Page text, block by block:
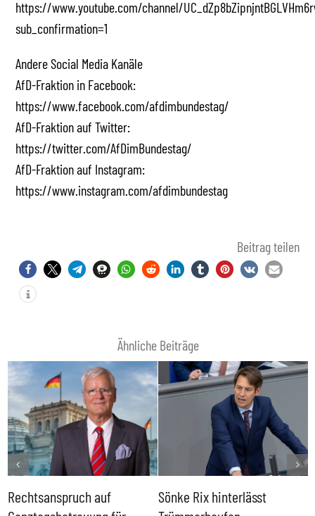
https://www.youtube.com/channel/
sub_confirmation=1
Andere Social Media Kanäle
AfD-Fraktion in Facebook:
https://www.facebook.com/afdimbundestag/
AfD-Fraktion auf Twitter:
https://twitter.com/AfDimBundestag/
AfD-Fraktion auf Instagram:
https://www.instagram.com/afdimbundestag
Beitrag teilen
Ähnliche Beiträge
Rechtsanspruch auf
Sönke Rix hinterlässt